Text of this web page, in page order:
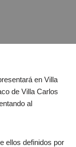
en Villa
de Villa Carlos
al
ellos definidos por